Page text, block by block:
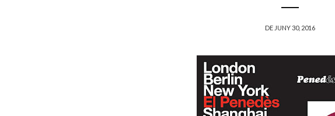
DE JUNY 30, 2016